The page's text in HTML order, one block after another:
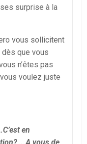
surprise à la
vous sollicitent
dès que vous
n’êtes pas
voulez juste
en